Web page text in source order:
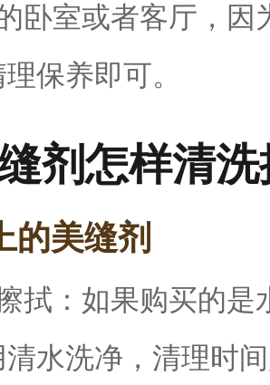
卧室或者客厅，因
保养即可。
剂怎样清洗
的美缝剂
拭：如果购买的是
清水洗净，清理时